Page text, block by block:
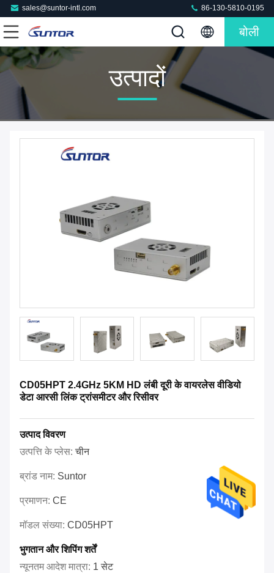
sales@suntor-intl.com 86-130-5810-0195
बोली
उत्पादों
CD05HPT 2.4GHz 5KM HD लंबी दूरी के वायरलेस वीडियो
डेटा आरसी लिंक ट्रांसमीटर और रिसीवर
उत्पाद विवरण
उत्पत्ति के प्लेस:चीन
ब्रांड नाम: Suntor
प्रमाणन: CE
मॉडल संख्या: CD05HPT
भुगतान और शिपिंग शर्तें
न्यूनतम आदेश मात्रा: 1 सेट